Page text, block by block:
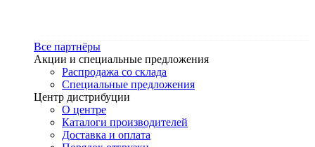
Все партнёры
Акции и специальные предложения
Распродажа со склада
Специальные предложения
Центр дистрибуции
О центре
Каталоги производителей
Доставка и оплата